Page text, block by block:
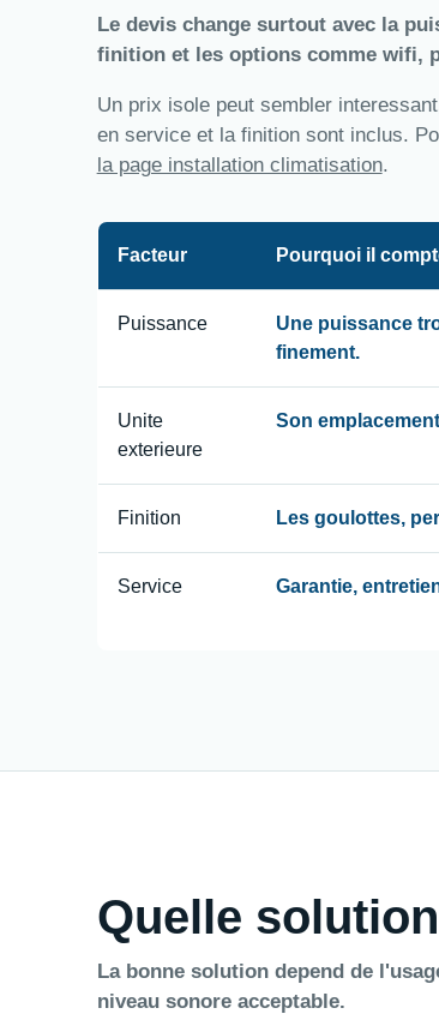
Le devis change surtout avec la
finition et les options comme wifi,
Un prix isole peut sembler
en service et la finition sont inclus.
la page installation climatisation.
Facteur Pourquoi il
Puissance
Une puissance
finement.
Unite
exterieure
Son
Finition Les goulottes,
Service Garantie,
Quelle
La bonne solution depend de
niveau sonore acceptable.